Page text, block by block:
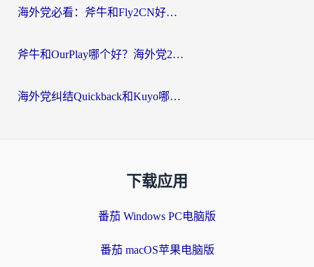
海外党必看：斧牛和Fly2CN好用吗？3招教你选对回国加速器（附免费试用攻略）
斧牛和OurPlay哪个好？海外党2026亲测：选对加速器，国内资源秒加载
海外党纠结Quickback和Kuyo哪个好？选对回国加速器才能无缝刷国内资源
下载应用
番茄 Windows PC电脑版
番茄 macOS苹果电脑版